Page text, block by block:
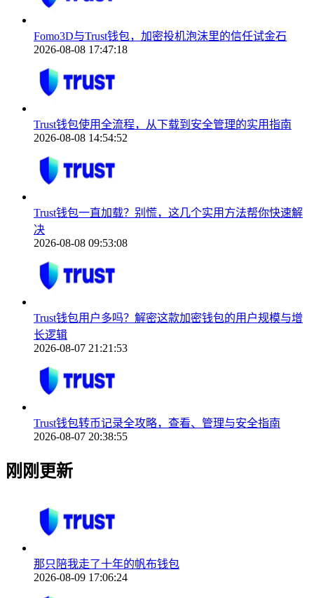
Fomo3D与Trust钱包，加密投机泡沫里的信任试金石
2026-08-08 17:47:18
Trust钱包使用全流程，从下载到安全管理的实用指南
2026-08-08 14:54:52
Trust钱包一直加载？别慌，这几个实用方法帮你快速解
决
2026-08-08 09:53:08
Trust钱包用户多吗？解密这款加密钱包的用户规模与增
长逻辑
2026-08-07 21:21:53
Trust钱包转币记录全攻略，查看、管理与安全指南
2026-08-07 20:38:55
刚刚更新
那只陪我走了十年的帆布钱包
2026-08-09 17:06:24